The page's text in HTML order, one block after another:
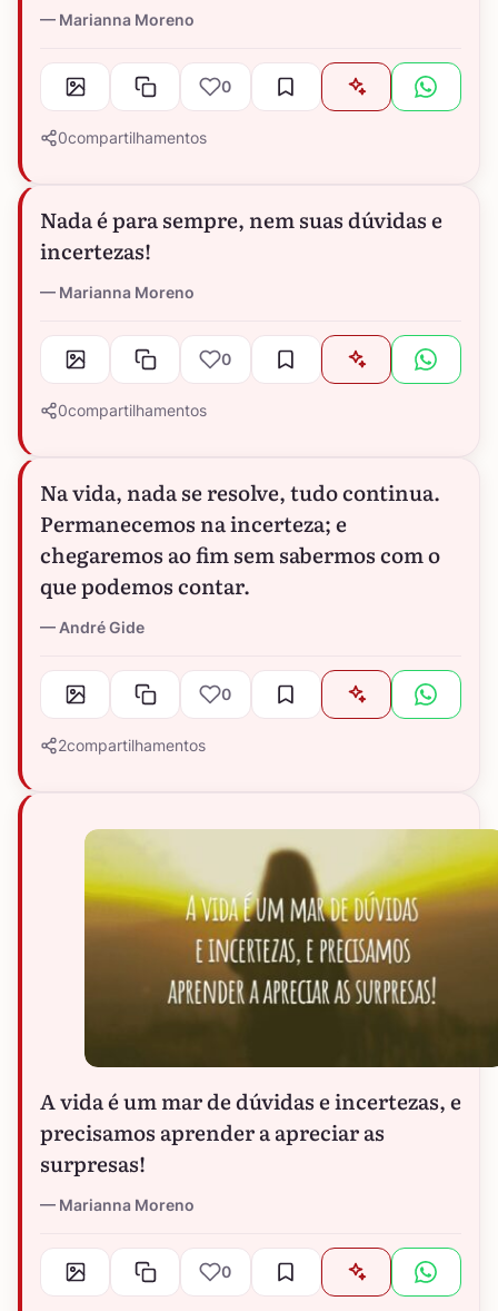
Marianna Moreno
0
0compartilhamentos
Nada é para sempre, nem suas dúvidas e
incertezas!
Marianna Moreno
0
0compartilhamentos
Na vida, nada se resolve, tudo continua.
Permanecemos na incerteza; e
chegaremos ao fim sem sabermos com o
que podemos contar.
André Gide
0
2compartilhamentos
A vida é um mar de dúvidas e incertezas, e
precisamos aprender a apreciar as
surpresas!
Marianna Moreno
0